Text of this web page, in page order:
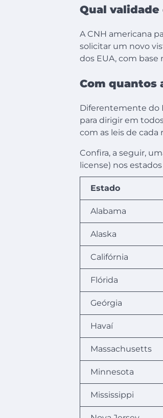
Qual validade
A CNH americana
solicitar um novo
dos EUA, com base
Com quantos
Diferentemente do
para dirigir em
com as leis de cada
Confira, a seguir,
license) nos
Estado
Alabama
Alaska
Califórnia
Flórida
Geórgia
Havaí
Massachusetts
Minnesota
Mississippi